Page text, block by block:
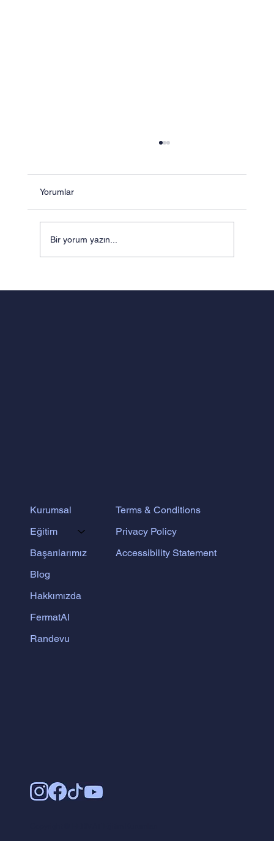
Kurumsal
Eğitim
Başarılarımız
Blog
Hakkımızda
FermatAI
Randevu
Terms & Conditions
Privacy Policy
Accessibility Statement
Yorumlar
Bir yorum yazın...